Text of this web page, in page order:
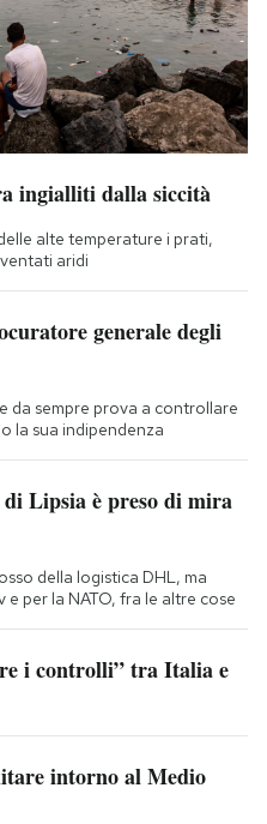
ingialliti dalla siccità
alte temperature i prati,
aridi
generale degli
da sempre prova a controllare
la sua indipendenza
Lipsia è preso di mira
della logistica DHL, ma
per la NATO, fra le altre cose
i controlli” tra Italia e
intorno al Medio